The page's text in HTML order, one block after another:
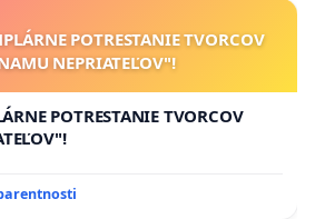
POTRESTANIE TVORCOV
NEPRIATEĽOV"!
POTRESTANIE TVORCOV